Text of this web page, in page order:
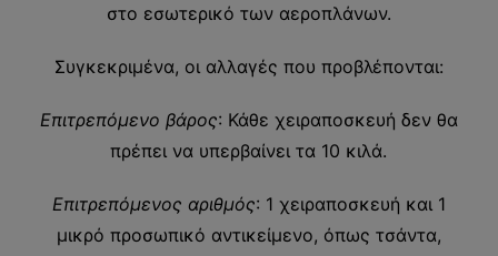
στο εσωτερικό των αεροπλάνων.
Συγκεκριμένα, οι αλλαγές που προβλέπονται:
Επιτρεπόμενο βάρος: Κάθε χειραποσκευή δεν θα
πρέπει να υπερβαίνει τα 10 κιλά.
Επιτρεπόμενος αριθμός: 1 χειραποσκευή και 1
μικρό προσωπικό αντικείμενο, όπως τσάντα,